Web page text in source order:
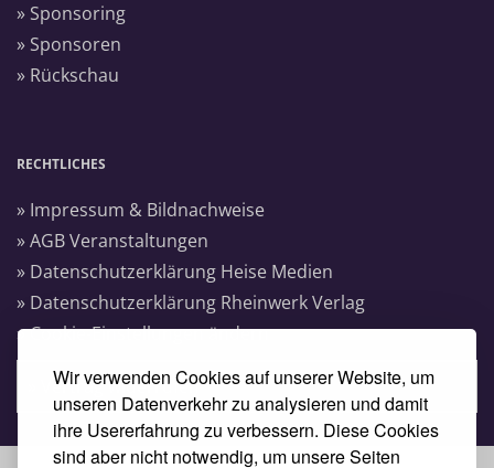
Wir verwenden Cookies auf unserer Website, um
unseren Datenverkehr zu analysieren und damit
ihre Usererfahrung zu verbessern. Diese Cookies
sind aber nicht notwendig, um unsere Seiten
» Sponsoring
» Sponsoren
» Rückschau
RECHTLICHES
» Impressum & Bildnachweise
» AGB Veranstaltungen
» Datenschutzerklärung Heise Medien
» Datenschutzerklärung Rheinwerk Verlag
» Cookie-Einstellungen ändern
» Vertrag widerrufen